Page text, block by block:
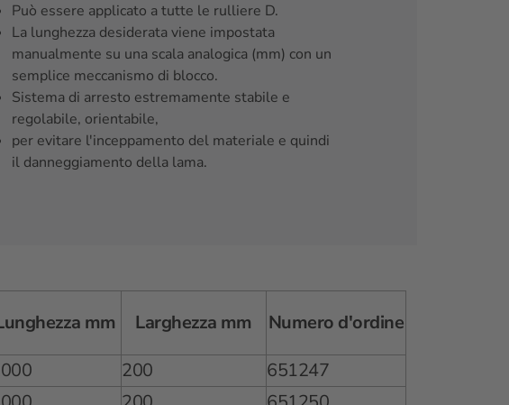
Può essere applicato a tutte le rulliere D.
La lunghezza desiderata viene impostata
manualmente su una scala analogica (mm) con un
semplice meccanismo di blocco.
Sistema di arresto estremamente stabile e
regolabile, orientabile,
per evitare l'inceppamento del materiale e quindi
il danneggiamento della lama.
mm Larghezza mm
Numero d'ordine
200
651247